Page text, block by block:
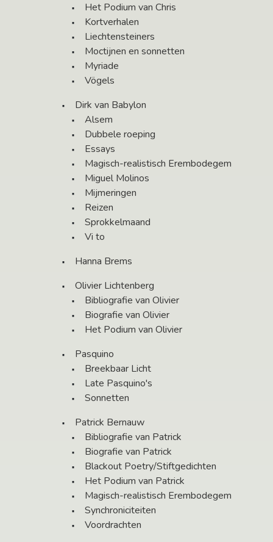
Het Podium van Chris
Kortverhalen
Liechtensteiners
Moctijnen en sonnetten
Myriade
Vögels
Dirk van Babylon
Alsem
Dubbele roeping
Essays
Magisch-realistisch Erembodegem
Miguel Molinos
Mijmeringen
Reizen
Sprokkelmaand
Vi to
Hanna Brems
Olivier Lichtenberg
Bibliografie van Olivier
Biografie van Olivier
Het Podium van Olivier
Pasquino
Breekbaar Licht
Late Pasquino's
Sonnetten
Patrick Bernauw
Bibliografie van Patrick
Biografie van Patrick
Blackout Poetry/Stiftgedichten
Het Podium van Patrick
Magisch-realistisch Erembodegem
Synchroniciteiten
Voordrachten